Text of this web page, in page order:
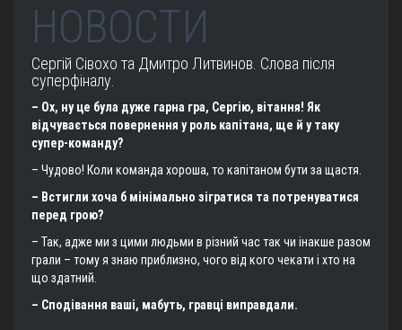
НОВОСТИ
Сергій Сівохо та Дмитро Литвинов. Слова після
суперфіналу.
– Ох, ну це була дуже гарна гра, Сергію, вітання! Як
відчувається повернення у роль капітана, ще й у таку
супер-команду?
– Чудово! Коли команда хороша, то капітаном бути за щастя.
– Встигли хоча б мінімально зігратися та потренуватися
перед грою?
– Так, адже ми з цими людьми в різний час так чи інакше разом
грали – тому я знаю приблизно, чого від кого чекати і хто на
що здатний.
– Сподівання ваші, мабуть, гравці виправдали.